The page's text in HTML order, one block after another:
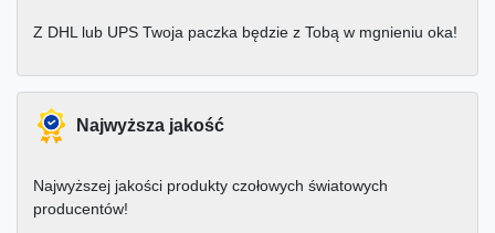
Z DHL lub UPS Twoja paczka będzie z Tobą w mgnieniu oka!
Najwyższa jakość
Najwyższej jakości produkty czołowych światowych
producentów!